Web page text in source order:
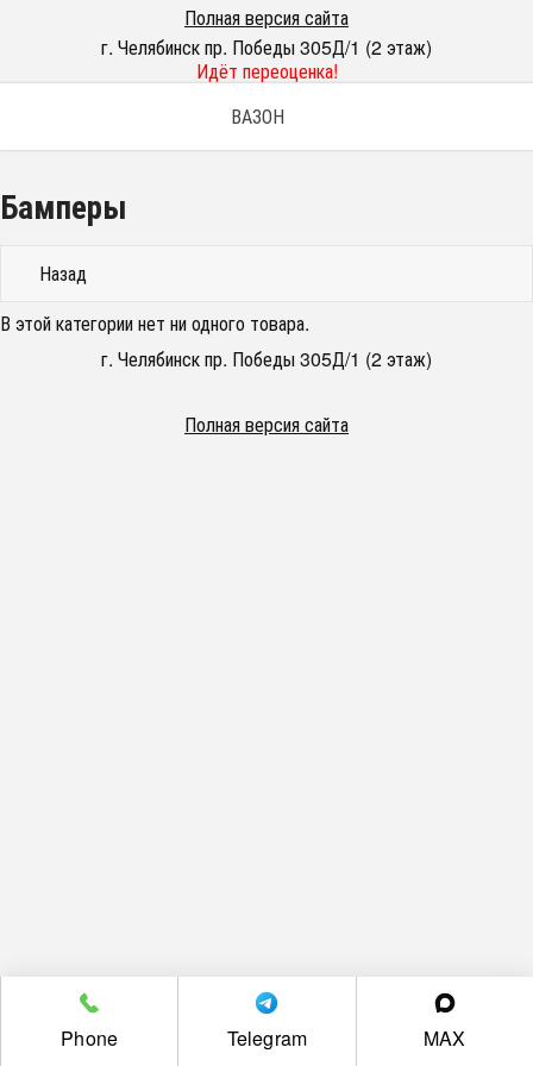
Полная версия сайта
г. Челябинск пр. Победы 305Д/1 (2 этаж)
Идёт переоценка!
ВАЗОН
Бамперы
Назад
В этой категории нет ни одного товара.
г. Челябинск пр. Победы 305Д/1 (2 этаж)
Полная версия сайта
Phone Telegram MAX